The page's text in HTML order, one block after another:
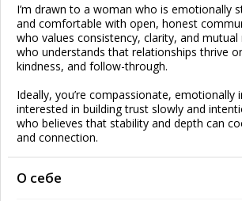
I’m drawn to a woman who is emotionally
and comfortable with open, honest
who values consistency, clarity, and mutual
who understands that relationships thrive
kindness, and follow-through.
Ideally, you’re compassionate, emotionally
interested in building trust slowly and
who believes that stability and depth can
and connection.
О себе